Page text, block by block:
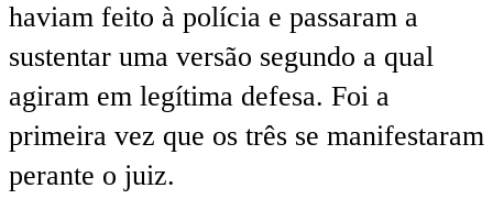
haviam feito à polícia e passaram a
sustentar uma versão segundo a qual
agiram em legítima defesa. Foi a
primeira vez que os três se manifestaram
perante o juiz.